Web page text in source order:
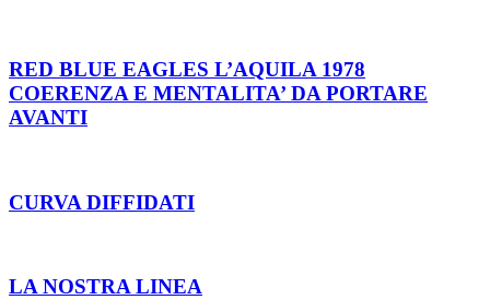
RED BLUE EAGLES L’AQUILA 1978
COERENZA E MENTALITA’ DA PORTARE
AVANTI
CURVA DIFFIDATI
LA NOSTRA LINEA